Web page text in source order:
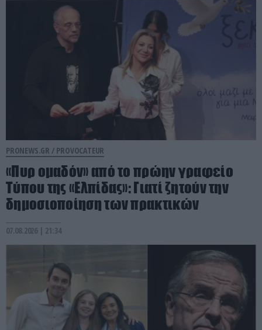
PRONEWS.GR / PROVOCATEUR
«Πυρ ομαδόν» από το πρώην γραφείο
Τύπου της «Ελπίδας»: Γιατί ζητούν την
δημοσιοποίηση των πρακτικών
07.08.2026 | 21:34